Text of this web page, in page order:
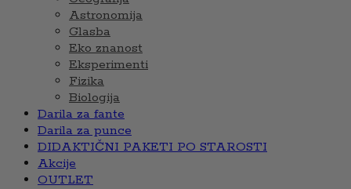
Astronomija
Glasba
Eko znanost
Eksperimenti
Fizika
Biologija
Darila za fante
Darila za punce
DIDAKTIČNI PAKETI PO STAROSTI
Akcije
OUTLET